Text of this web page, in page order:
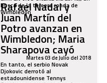
busca de la tercera ronda de
Wimbledon
Rafael Nadal y
Juan Martín del
Potro avanzan en
Wimbledon; Maria
Sharapova cayó
Martes 03 de Julio del 2018
En tanto, el serbio Novak
Djokovic derrotó al
estadounidense Tennys